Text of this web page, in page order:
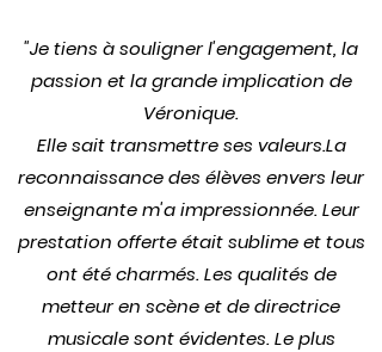
"Je tiens à souligner l'engagement, la
passion et la grande implication de
Véronique.
Elle sait transmettre ses valeurs.La
reconnaissance des élèves envers leur
enseignante m'a impressionnée. Leur
prestation offerte était sublime et tous
ont été charmés. Les qualités de
metteur en scène et de directrice
musicale sont évidentes. Le plus